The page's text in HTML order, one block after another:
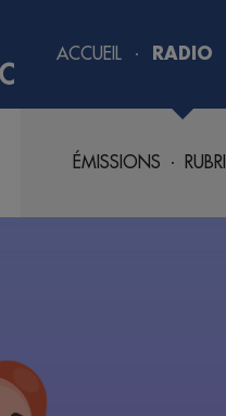
ACCUEIL RADIO
ÉMISSIONS